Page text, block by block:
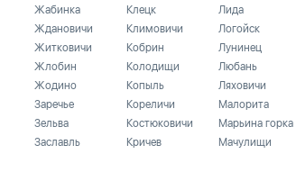
Жабинка
Ждановичи
Житковичи
Жлобин
Жодино
Заречье
Зельва
Заславль
Клецк
Климовичи
Кобрин
Колодищи
Копыль
Кореличи
Костюковичи
Кричев
Лида
Логойск
Лунинец
Любань
Ляховичи
Малорита
Марьина горка
Мачулищи